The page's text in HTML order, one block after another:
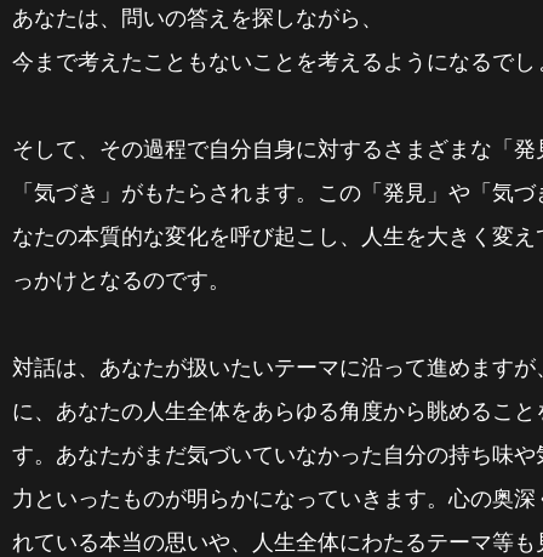
あなたは、問いの答えを探しながら、
今まで考えたこともないことを考えるようになるでし
そして、その過程で自分自身に対するさまざまな「発
「気づき」がもたらされます。この「発見」や「気
なたの本質的な変化を呼び起こし、人生を大きく変え
っかけとなるのです。
対話は、あなたが扱いたいテーマに沿って進めますが
に、あなたの人生全体をあらゆる角度から眺めること
す。あなたがまだ気づいていなかった自分の持ち味や
力といったものが明らかになっていきます。心の奥深
れている本当の思いや、人生全体にわたるテーマ等も